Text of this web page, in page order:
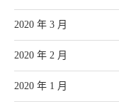
2020 年 3 月
2020 年 2 月
2020 年 1 月